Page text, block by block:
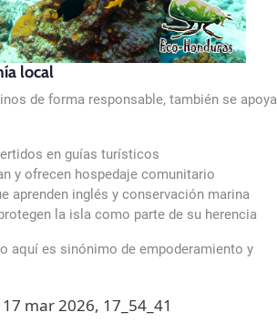
local
de forma responsable, también se apoya
en guías turísticos
y ofrecen hospedaje comunitario
aprenden inglés y conservación marina
la isla como parte de su herencia
aquí es sinónimo de empoderamiento y